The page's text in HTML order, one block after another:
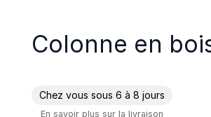
Colonne en
Chez vous sous 6 à 8 jours
En savoir plus sur la livraison